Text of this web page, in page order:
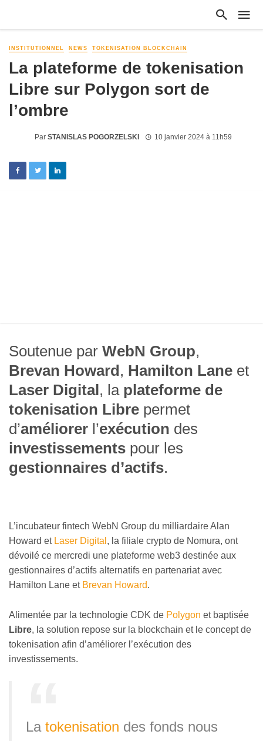
INSTITUTIONNEL NEWS TOKENISATION BLOCKCHAIN
La plateforme de tokenisation
Libre sur Polygon sort de
l’ombre
Par STANISLAS POGORZELSKI 10 janvier 2024 à 11h59
Soutenue par WebN Group,
Brevan Howard , Hamilton Lane et
Laser Digital , la plateforme de
tokenisation Libre permet
d’améliorer l’exécution des
investissements pour les
gestionnaires d’actifs.
L’incubateur fintech WebN Group du milliardaire Alan
Howard et Laser Digital , la filiale crypto de Nomura, ont
dévoilé ce mercredi une plateforme web3 destinée aux
gestionnaires d’actifs alternatifs en partenariat avec
Hamilton Lane et Brevan Howard.
Alimentée par la technologie CDK de Polygon et baptisée
Libre, la solution repose sur la blockchain et le concept de
tokenisation afin d’améliorer l’exécution des
investissements.
La tokenisation des fonds nous